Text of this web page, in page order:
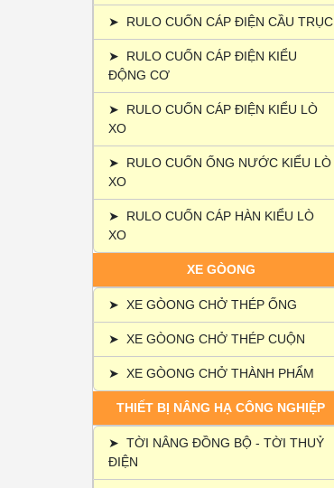
➤ RULO CUỐN CÁP ĐIỆN CẦU TRỤC
➤
RULO CUỐN CÁP ĐIỆN KIỂU
ĐỘNG CƠ
➤
RULO CUỐN CÁP ĐIỆN KIỂU LÒ
XO
➤
RULO CUỐN ỐNG NƯỚC KIỂU LÒ
XO
➤
RULO CUỐN CÁP HÀN KIỂU LÒ
XO
XE GÒONG
➤ XE GÒONG CHỞ THÉP ỐNG
➤ XE GÒONG CHỞ THÉP CUỘN
➤ XE GÒONG CHỞ THÀNH PHẨM
THIẾT BỊ NÂNG HẠ CÔNG NGHIỆP
➤ TỜI NÂNG ĐỒNG BỘ - TỜI THUỶ
ĐIỆN